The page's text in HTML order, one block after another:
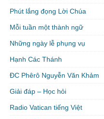
Phút lắng đọng Lời Chúa
Mỗi tuần một thành ngữ
Những ngày lễ phụng vụ
Hạnh Các Thánh
ĐC Phêrô Nguyễn Văn Khảm
Giải đáp – Học hỏi
Radio Vatican tiếng Việt